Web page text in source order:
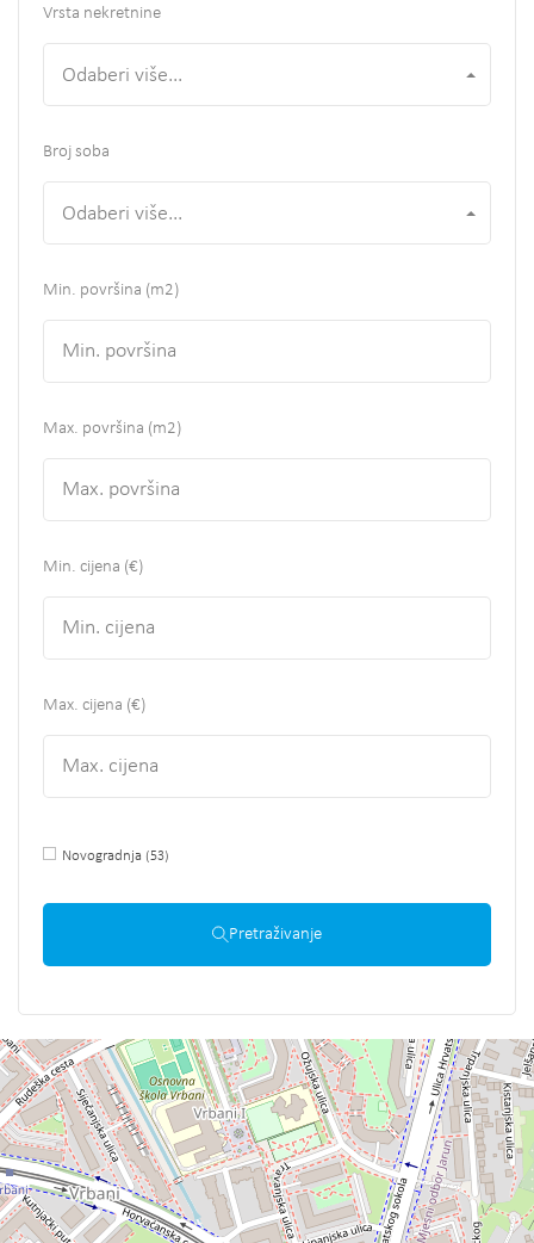
Vrsta nekretnine
Odaberi više...
Broj soba
Odaberi više...
Min. površina (m2)
Max. površina (m2)
Min. cijena (€)
Max. cijena (€)
Novogradnja (53)
Pretraživanje